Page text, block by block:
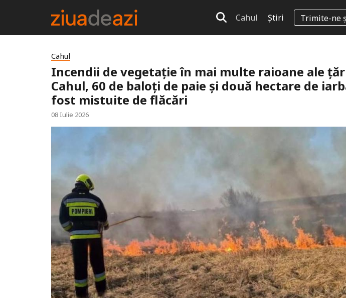
Cahul Știri Trimite-ne
Cahul
Incendii de vegetație în mai multe raioane ale
Cahul, 60 de baloți de paie și două hectare de
fost mistuite de flăcări
08 Iulie 2026